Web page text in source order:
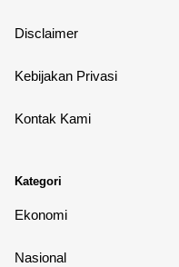
Disclaimer
Kebijakan Privasi
Kontak Kami
Kategori
Ekonomi
Nasional